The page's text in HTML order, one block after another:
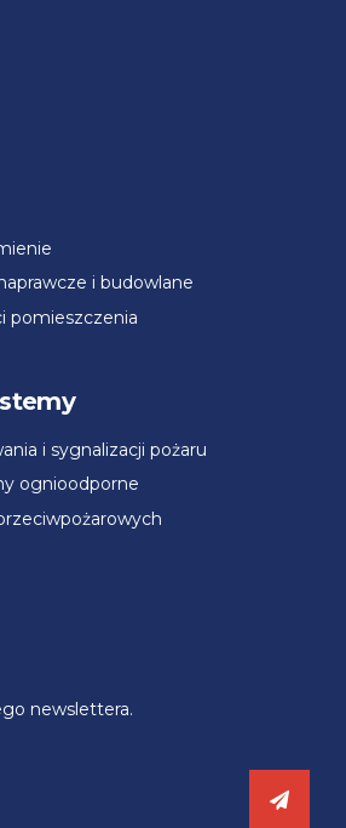
i budowlane
pomieszczenia
i sygnalizacji pożaru
ognioodporne
newslettera.